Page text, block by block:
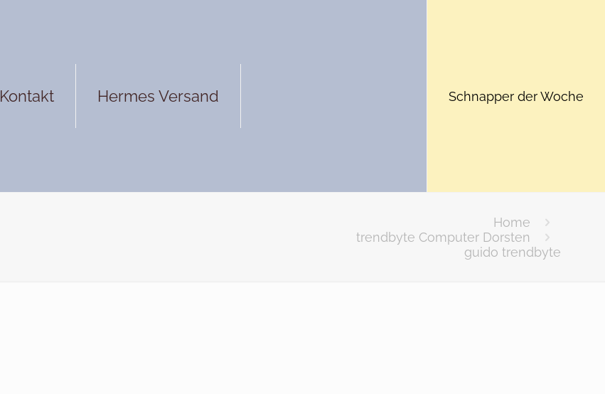
Kontakt Hermes Versand Schnapper der Woche
Home
trendbyte Computer Dorsten
guido trendbyte